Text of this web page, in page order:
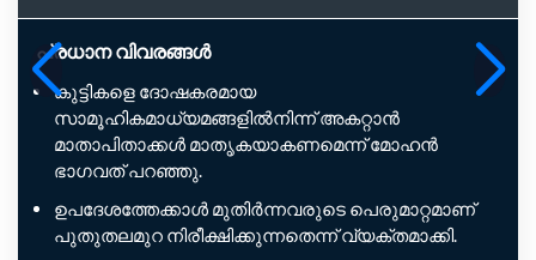
പ്രധാന വിവരങ്ങൾ
കുട്ടികളെ ദോഷകരമായ
സാമൂഹികമാധ്യമങ്ങളിൽനിന്ന് അകറ്റാൻ
മാതാപിതാക്കൾ മാതൃകയാകണമെന്ന് മോഹൻ
ഭാഗവത് പറഞ്ഞു.
ഉപദേശത്തേക്കാൾ മുതിർന്നവരുടെ പെരുമാറ്റമാണ്
പുതുതലമുറ നിരീക്ഷിക്കുന്നതെന്ന് വ്യക്തമാക്കി.